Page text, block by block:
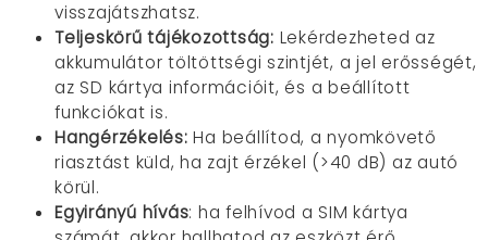
visszajátszhatsz.
Teljeskörű tájékozottság: Lekérdezheted az
akkumulátor töltöttségi szintjét, a jel erősségét,
az SD kártya információit, és a beállított
funkciókat is.
Hangérzékelés: Ha beállítod, a nyomkövető
riasztást küld, ha zajt érzékel (>40 dB) az autó
körül.
Egyirányú hívás: ha felhívod a SIM kártya